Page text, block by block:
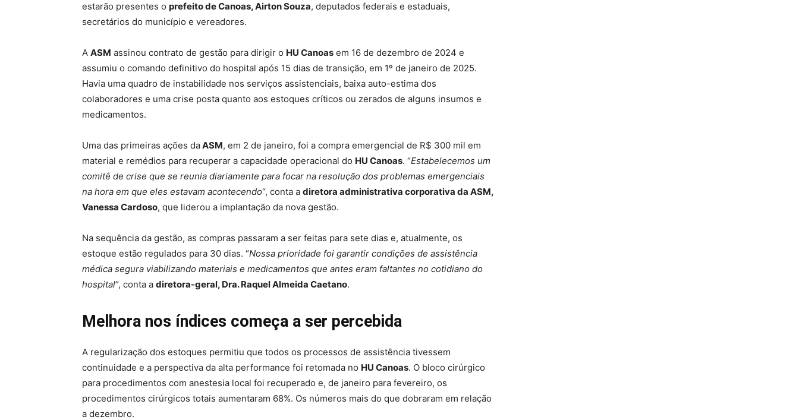
estarão presentes o prefeito de Canoas, Airton Souza, deputados federais e estaduais,
secretários do município e vereadores.
A ASM assinou contrato de gestão para dirigir o HU Canoas em 16 de dezembro de 2024 e
assumiu o comando definitivo do hospital após 15 dias de transição, em 1º de janeiro de 2025.
Havia uma quadro de instabilidade nos serviços assistenciais, baixa auto-estima dos
colaboradores e uma crise posta quanto aos estoques críticos ou zerados de alguns insumos e
medicamentos.
Uma das primeiras ações daASM, em 2 de janeiro, foi a compra emergencial de R$ 300 mil em
material e remédios para recuperar a capacidade operacional do HU Canoas. “Estabelecemos um
comitê de crise que se reunia diariamente para focar na resolução dos problemas emergenciais
na hora em que eles estavam acontecendo“, conta a diretora administrativa corporativa da ASM,
Vanessa Cardoso, que liderou a implantação da nova gestão.
Na sequência da gestão, as compras passaram a ser feitas para sete dias e, atualmente, os
estoque estão regulados para 30 dias. “Nossa prioridade foi garantir condições de assistência
médica segura viabilizando materiais e medicamentos que antes eram faltantes no cotidiano do
hospital“, conta a diretora-geral, Dra. Raquel Almeida Caetano.
Melhora nos índices começa a ser percebida
A regularização dos estoques permitiu que todos os processos de assistência tivessem
continuidade e a perspectiva da alta performance foi retomada no HU Canoas. O bloco cirúrgico
para procedimentos com anestesia local foi recuperado e, de janeiro para fevereiro, os
procedimentos cirúrgicos totais aumentaram 68%. Os números mais do que dobraram em relação
a dezembro.